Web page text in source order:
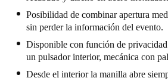
Mexico
Español
Colombia
Posibilidad de combinar apertura
sin perder la información del evento.
Disponible con función de
un pulsador interior, mecánica con
Desde el interior la manilla abre